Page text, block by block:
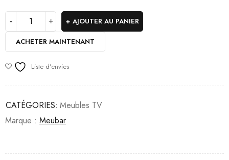
AJOUTER AU PANIER
ACHETER MAINTENANT
Liste d'envies
CATÉGORIES: Meubles TV
Marque : Meubar